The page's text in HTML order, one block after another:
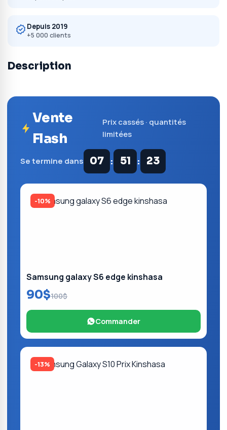
Depuis 2019
+5 000 clients
Description
Vente
Flash
Prix cassés · quantités
limitées
Se termine dans 07 : 51 : 23
-10%
Samsung galaxy S6 edge kinshasa
90$100$
Commander
-13%